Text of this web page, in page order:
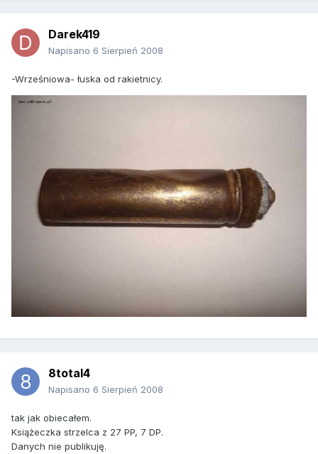
Darek419
Napisano 6 Sierpień 2008
-Wrześniowa- łuska od rakietnicy.
8total4
Napisano 6 Sierpień 2008
tak jak obiecałem.
Książeczka strzelca z 27 PP, 7 DP.
Danych nie publikuję.